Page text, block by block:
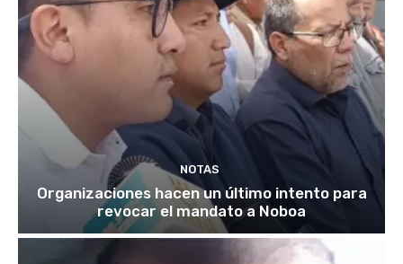
NOTAS
Organizaciones hacen un último intento para
revocar el mandato a Noboa